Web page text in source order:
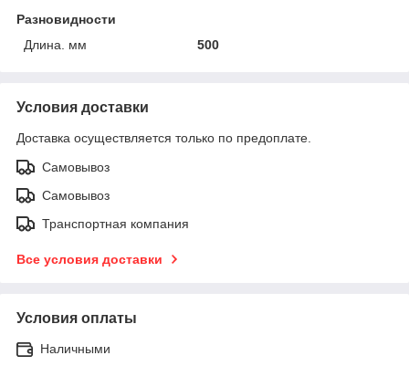
Разновидности
Длина. мм
500
Условия доставки
Доставка осуществляется только по предоплате.
Самовывоз
Самовывоз
Транспортная компания
Все условия доставки
Условия оплаты
Наличными